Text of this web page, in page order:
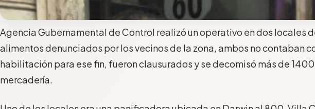
Agencia Gubernamental de Control realizó un operativo en dos locales
alimentos denunciados por los vecinos de la zona, ambos no contaban
habilitación para ese fin, fueron clausurados y se decomisó más de
mercadería.